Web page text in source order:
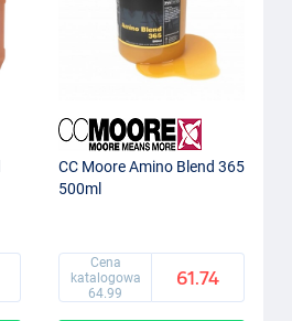
CC Moore Amino Blend 365
500ml
Cena
katalogowa
64.99
61.74